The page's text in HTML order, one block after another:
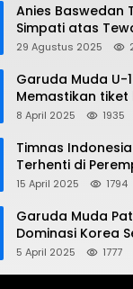
Anies Baswedan
Simpati atas
Pengemudi Ojol
29 Agustus 2025
Garuda Muda U-
Memastikan tiket
Dunia Setelah
Yaman 4-1 di
8 April 2025 1935
Timnas Indonesia
Terhenti di
Piala Asia 2025:
15 April 2025 1794
Garuda Muda
Dominasi Korea
Dalam Laga
5 April 2025 1777